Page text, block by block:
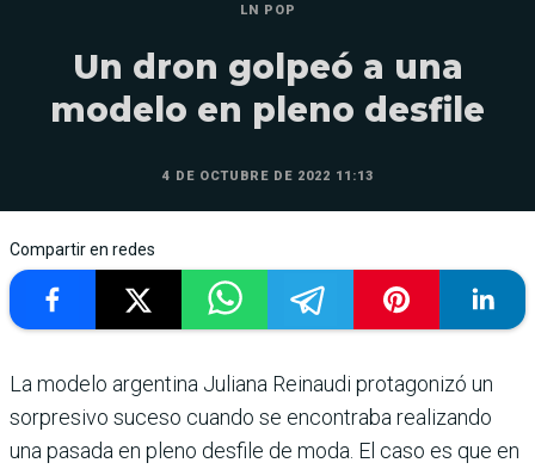
LN POP
Un dron golpeó a una
modelo en pleno desfile
4 DE OCTUBRE DE 2022 11:13
Compartir en redes
La modelo argentina Juliana Reinaudi protagonizó un
sorpresivo suceso cuando se encontraba realizando
una pasada en pleno desfile de moda. El caso es que en